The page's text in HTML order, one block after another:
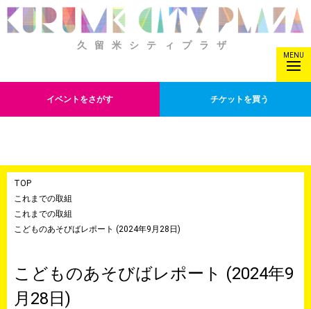
久留米シティプラザ
MENU
イベントをさがす チケットを買う
TOP
これまでの取組
これまでの取組
こどものあそびばレポート (2024年9月28日)
こどものあそびばレポート (2024年9
月28日)